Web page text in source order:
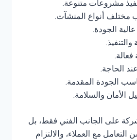
مشروعات متنوعة.
مختلف أنواع المنشآت.
الجودة.
الحاجة.
الجودة المقدمة.
الأمان والسلامة.
على الجانب الفني فقط، بل
مع العملاء، والالتزام